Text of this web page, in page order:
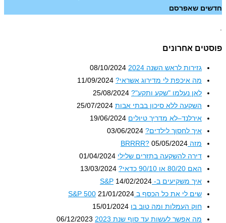
שאפרסם
אחרונים
גזירות לראש השנה 2024
08/10/2024
מה איכפת לי מדירוג אשראי? 11/09/2024
לאן נעלמו "שקע ותקע"? 25/08/2024
השקעה ללא סיכון בבתי אבות 25/07/2024
אירלנד–לא מדריך טיולים 19/06/2024
איך לחסוך לילדים? 03/06/2024
מזה BRRRR?
05/05/2024
דירה להשקעה בתזרים שלילי 01/04/2024
האם 80/20 או 90/10 כדאי?
13/03/2024
איך משקיעים ב- S&P14/02/2024
שים לי את כל הכסף ב S&P 50021/01/2024
חוק העמלות ומה טוב בו 15/01/2024
מה אפשר לעשות עד סוף שנת 2023
06/12/2023